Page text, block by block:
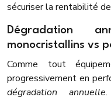
sécuriser la rentabilité
Dégradation
monocristallins vs
Comme tout
progressivement en
dégradation annuelle.